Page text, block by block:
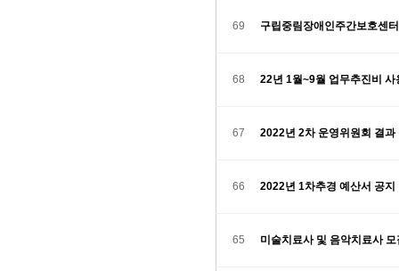
69 구립중림장애인주간보호센
68 22년 1월~9월 업무추진비
67 2022년 2차 운영위원회 결
66 2022년 1차추경 예산서 공지
65 미술치료사 및 음악치료사